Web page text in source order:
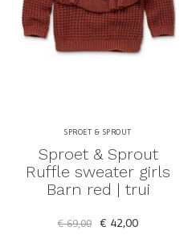
SPROET & SPROUT
Sproet & Sprout
Ruffle sweater girls
Barn red | trui
€ 69,00 € 42,00